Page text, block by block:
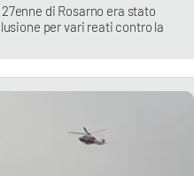
di Rosarno era stato
per vari reati contro la